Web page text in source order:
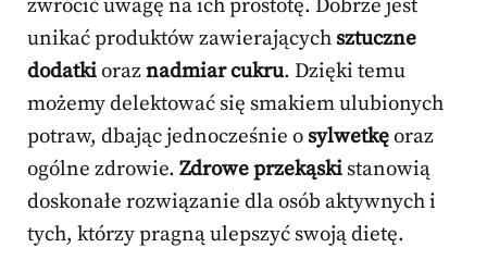
zwrócić uwagę na ich prostotę. Dobrze jest
unikać produktów zawierających sztuczne
dodatkioraznadmiar cukru. Dzięki temu
możemy delektować się smakiem ulubionych
potraw, dbając jednocześnie o sylwetkęoraz
ogólne zdrowie. Zdrowe przekąski stanowią
doskonałe rozwiązanie dla osób aktywnych i
tych, którzy pragną ulepszyć swoją dietę.